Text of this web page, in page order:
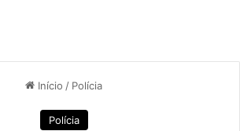
Início / Polícia
Polícia